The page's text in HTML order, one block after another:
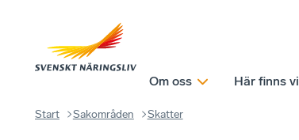
Om oss Här finns vi
Start Sakområden Skatter